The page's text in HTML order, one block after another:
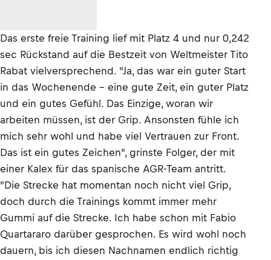
Das erste freie Training lief mit Platz 4 und nur 0,242
sec Rückstand auf die Bestzeit von Weltmeister Tito
Rabat vielversprechend. "Ja, das war ein guter Start
in das Wochenende – eine gute Zeit, ein guter Platz
und ein gutes Gefühl. Das Einzige, woran wir
arbeiten müssen, ist der Grip. Ansonsten fühle ich
mich sehr wohl und habe viel Vertrauen zur Front.
Das ist ein gutes Zeichen", grinste Folger, der mit
einer Kalex für das spanische AGR-Team antritt.
"Die Strecke hat momentan noch nicht viel Grip,
doch durch die Trainings kommt immer mehr
Gummi auf die Strecke. Ich habe schon mit Fabio
Quartararo darüber gesprochen. Es wird wohl noch
dauern, bis ich diesen Nachnamen endlich richtig